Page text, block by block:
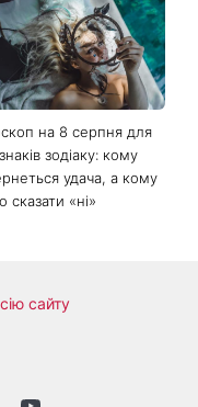
на 8 серпня для
зодіаку: кому
удача, а кому
сказати «ні»
сайту